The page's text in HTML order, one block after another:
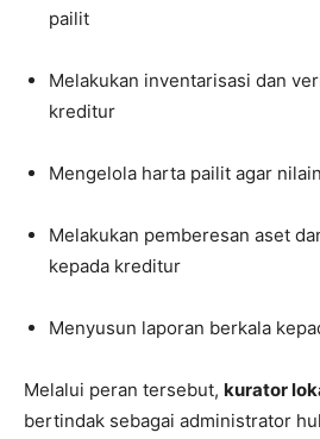
pailit
Melakukan inventarisasi dan
kreditur
Mengelola harta pailit agar
Melakukan pemberesan aset
kepada kreditur
Menyusun laporan berkala
Melalui peran tersebut, kurator
bertindak sebagai administrator